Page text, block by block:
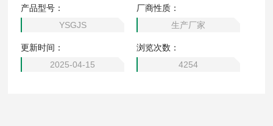
检测。
产品型号：
YSGJS
厂商性质：
生产厂家
更新时间：
2025-04-15
浏览次数：
4254